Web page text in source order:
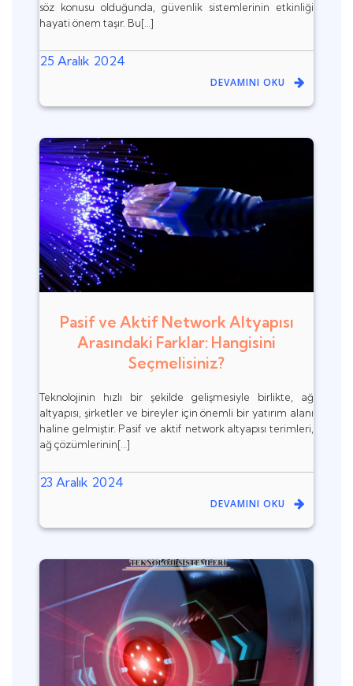
söz konusu olduğunda, güvenlik sistemlerinin etkinliği
hayati önem taşır. Bu[…]
25 Aralık 2024
DEVAMINI OKU
Pasif ve Aktif Network Altyapısı
Arasındaki Farklar: Hangisini
Seçmelisiniz?
Teknolojinin hızlı bir şekilde gelişmesiyle birlikte, ağ
altyapısı, şirketler ve bireyler için önemli bir yatırım alanı
haline gelmiştir. Pasif ve aktif network altyapısı terimleri,
ağ çözümlerinin[…]
23 Aralık 2024
DEVAMINI OKU